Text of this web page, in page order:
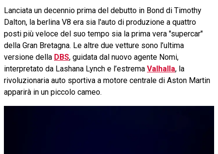
Lanciata un decennio prima del debutto in Bond di Timothy
Dalton, la berlina V8 era sia l'auto di produzione a quattro
posti più veloce del suo tempo sia la prima vera "supercar"
della Gran Bretagna. Le altre due vetture sono l’ultima
versione della DBS, guidata dal nuovo agente Nomi,
interpretato da Lashana Lynch e l’estrema Valhalla, la
rivoluzionaria auto sportiva a motore centrale di Aston Martin
apparirà in un piccolo cameo.